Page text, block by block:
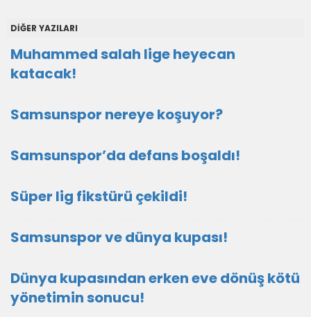
DİĞER YAZILARI
Muhammed salah lige heyecan
katacak!
Samsunspor nereye koşuyor?
Samsunspor’da defans boşaldı!
Süper lig fikstürü çekildi!
Samsunspor ve dünya kupası!
Dünya kupasından erken eve dönüş kötü
yönetimin sonucu!